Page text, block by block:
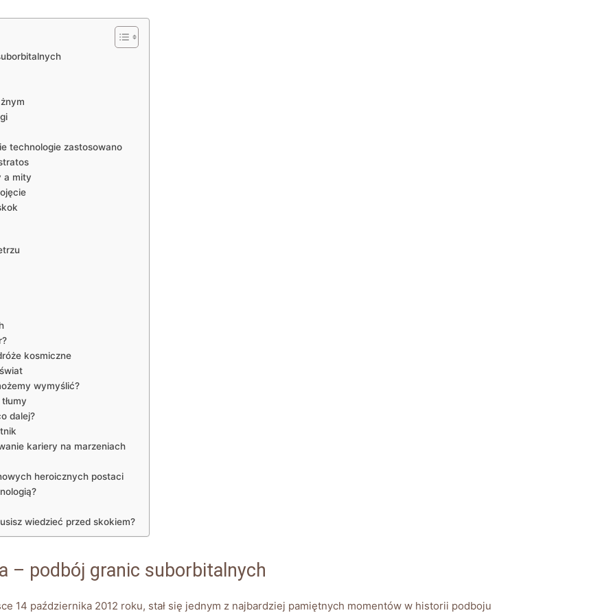
technologie zastosowano
a mity
kosmiczne
wymyślić?
dalej?
kariery ‍na⁤ marzeniach
heroicznych postaci
wiedzieć przed ⁢skokiem?
– ⁤podbój granic suborbitalnych
14 października 2012 roku,⁢ stał się jednym z najbardziej pamiętnych momentów w ​historii podboju